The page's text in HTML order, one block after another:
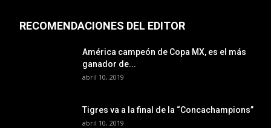
RECOMENDACIONES DEL EDITOR
América campeón de Copa MX, es el más
ganador de...
abril 10, 2019
Tigres va a la final de la “Concachampions”
abril 10, 2019